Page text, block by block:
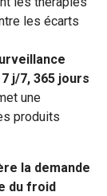
les écarts
j/7, 365 jours
une
produits
la demande
du froid